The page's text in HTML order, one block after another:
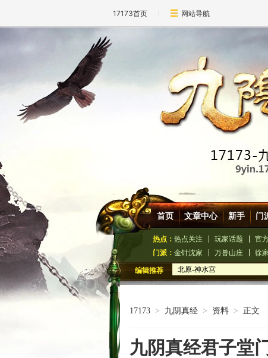
17173首页 网站导航
首页 文章中心 新手 门
热点： 热点关注 玩家话题 官
门派： 金针沈家 万兽山庄 徐
编辑推荐
北原-神水宫
北原-荒林2
九阴真经Q萌武侠人物 多图展
17173 > 九阴真经 > 资料 > 正文
九阴真经君子堂